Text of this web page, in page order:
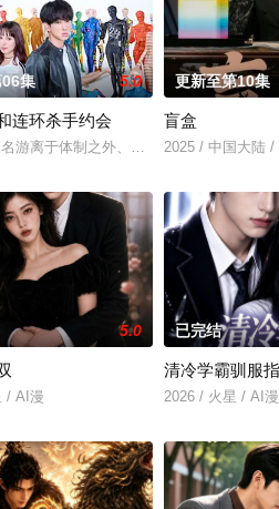
流血炸裂，惨遭满门流放，楚父以死鸣
集 5.0
连环杀手约会
游离于体制之外、孤傲冷峻的“独狼”刑
更新至第10集
盲盒
2025 / 中国大陆 /
情感，以及他们在复杂局势中坚守初心
5.0
/ AI漫
已完结
清冷学霸驯服
2026 / 火星 / AI漫